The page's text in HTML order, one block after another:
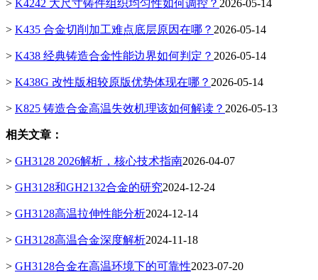
> K4242 大尺寸铸件组织均匀性如何调控？ 2026-05-14
> K435 合金切削加工难点底层原因在哪？ 2026-05-14
> K438 经典铸造合金性能边界如何判定？ 2026-05-14
> K438G 改性版相较原版优势体现在哪？ 2026-05-14
> K825 铸造合金高温失效机理该如何解读？ 2026-05-13
相关文章：
> GH3128 2026解析，核心技术指南2026-04-07
> GH3128和GH2132合金的研究2024-12-24
> GH3128高温拉伸性能分析2024-12-14
> GH3128高温合金深度解析2024-11-18
> GH3128合金在高温环境下的可靠性2023-07-20